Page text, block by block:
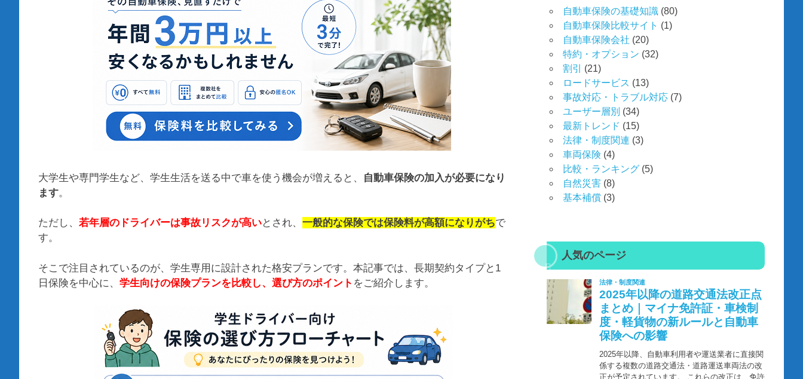
大学生や専門学生など、学生生活を送る中で車を使う機会が増えると、
自動車保険の加入が必要になり
ます。
ただし、 若年層のドライバーは事故リスクが高いとされ、 一般的な保険では保険料が高額になりがちで
す。
そこで注目されているのが、学生専用に設計された格安プランです。本記事では、長期契約タイプと1
日保険を中心に、 学生向けの保険プランを比較し、選び方のポイント をご紹介します。
自動車保険の基礎知識 (80)
自動車保険比較サイト (1)
自動車保険会社 (20)
特約・オプション (32)
割引
(21)
ロードサービス (13)
事故対応・トラブル対応 (7)
ユーザー層別 (34)
最新トレンド (15)
法律・制度関連 (3)
車両保険 (4)
比較・ランキング (5)
自然災害 (8)
基本補償 (3)
人気のページ